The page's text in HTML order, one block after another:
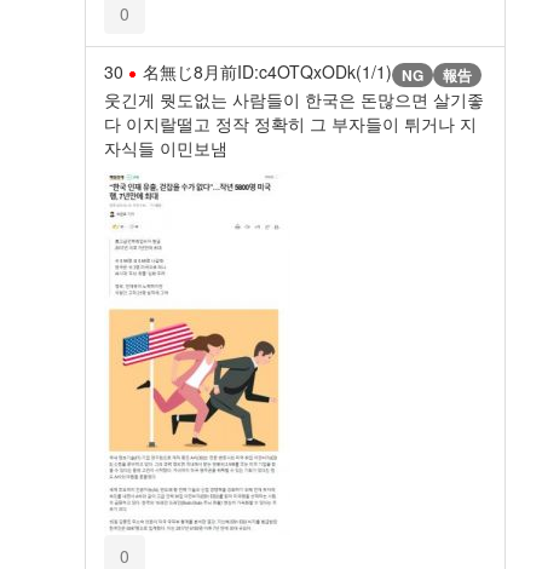
0
30 名無じ8月前ID:c4OTQxODk(1/1) NG 報告
웃긴게 뭣도없는 사람들이 한국은 돈많으면 살기좋
다 이지랄떨고 정작 정확히 그 부자들이 튀거나 지
자식들 이민보냄
0